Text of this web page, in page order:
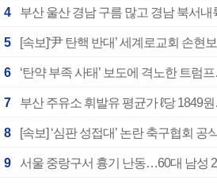
4
5 [속보]‘尹 탄핵 반대’ 세계로교회 손현
6
7 부산 주유소 휘발유 평균가 ℓ당 1849
8
9 서울 중랑구서 흉기 난동…60대 남성